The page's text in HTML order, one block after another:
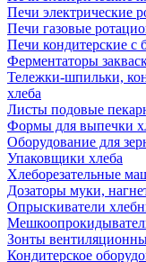
Печи электрические
Печи газовые
Печи кондитерские с
Ферментаторы
Тележки-шпильки,
хлеба
Листы подовые
Формы для выпечки
Оборудование для
Упаковщики хлеба
Хлеборезательные
Дозаторы муки,
Опрыскиватели
Зонты
Кондитерское